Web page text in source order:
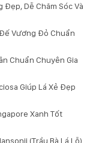
Đẹp, Dễ Chăm Sóc Và
Đế Vương Đỏ Chuẩn
Chuẩn Chuyên Gia
Giúp Lá Xẻ Đẹp
Xanh Tốt
(Trầu Bà Lá Lỗ)